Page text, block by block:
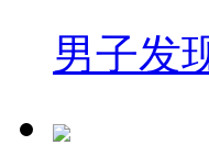
男子发